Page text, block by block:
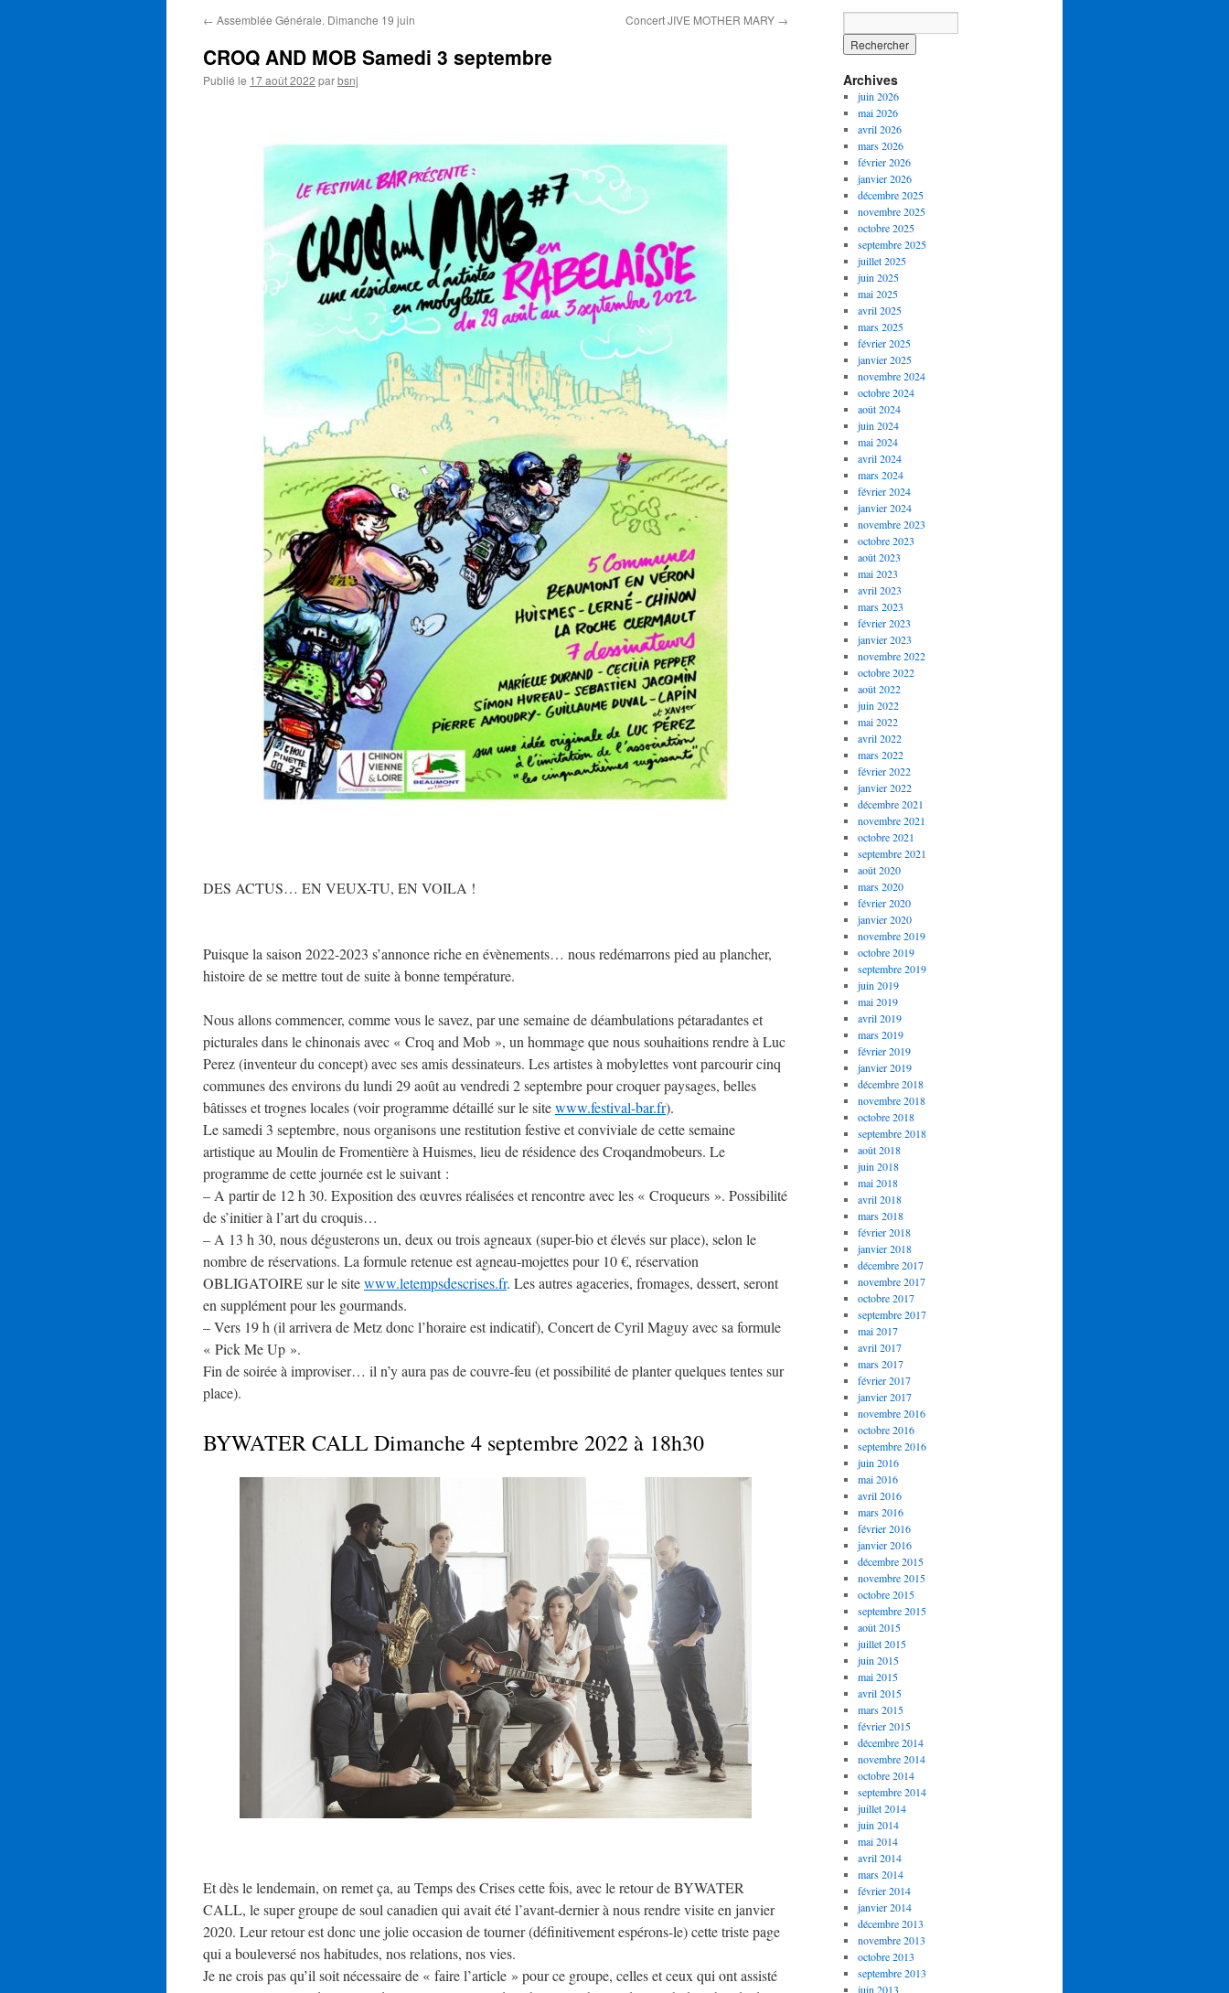
← Assemblée Générale. Dimanche 19 juin Concert JIVE MOTHER MARY →
CROQ AND MOB Samedi 3 septembre
Publié le 17 août 2022 parbsnj
DES ACTUS… EN VEUX-TU, EN VOILA !
Puisque la saison 2022-2023 s’annonce riche en évènements… nous redémarrons pied au plancher,
histoire de se mettre tout de suite à bonne température.
Nous allons commencer, comme vous le savez, par une semaine de déambulations pétaradantes et
picturales dans le chinonais avec « Croq and Mob », un hommage que nous souhaitions rendre à Luc
Perez (inventeur du concept) avec ses amis dessinateurs. Les artistes à mobylettes vont parcourir cinq
communes des environs du lundi 29 août au vendredi 2 septembre pour croquer paysages, belles
bâtisses et trognes locales (voir programme détaillé sur le sitewww.festival-bar.fr).
Le samedi 3 septembre, nous organisons une restitution festive et conviviale de cette semaine
artistique au Moulin de Fromentière à Huismes, lieu de résidence des Croqandmobeurs. Le
programme de cette journée est le suivant :
– A partir de 12 h 30. Exposition des œuvres réalisées et rencontre avec les « Croqueurs ». Possibilité
de s’initier à l’art du croquis…
– A 13 h 30, nous dégusterons un, deux ou trois agneaux (super-bio et élevés sur place), selon le
nombre de réservations. La formule retenue est agneau-mojettes pour 10 €, réservation
OBLIGATOIRE sur le sitewww.letempsdescrises.fr. Les autres agaceries, fromages, dessert, seront
en supplément pour les gourmands.
– Vers 19 h (il arrivera de Metz donc l’horaire est indicatif), Concert de Cyril Maguy avec sa formule
« Pick Me Up ».
Fin de soirée à improviser… il n’y aura pas de couvre-feu (et possibilité de planter quelques tentes sur
place).
BYWATER CALL Dimanche 4 septembre 2022 à 18h30
Et dès le lendemain, on remet ça, au Temps des Crises cette fois, avec le retour de BYWATER
CALL, le super groupe de soul canadien qui avait été l’avant-dernier à nous rendre visite en janvier
2020. Leur retour est donc une jolie occasion de tourner (définitivement espérons-le) cette triste page
qui a bouleversé nos habitudes, nos relations, nos vies.
Je ne crois pas qu’il soit nécessaire de « faire l’article » pour ce groupe, celles et ceux qui ont assisté
Archives
juin 2026
mai 2026
avril 2026
mars 2026
février 2026
janvier 2026
décembre 2025
novembre 2025
octobre 2025
septembre 2025
juillet 2025
juin 2025
mai 2025
avril 2025
mars 2025
février 2025
janvier 2025
novembre 2024
octobre 2024
août 2024
juin 2024
mai 2024
avril 2024
mars 2024
février 2024
janvier 2024
novembre 2023
octobre 2023
août 2023
mai 2023
avril 2023
mars 2023
février 2023
janvier 2023
novembre 2022
octobre 2022
août 2022
juin 2022
mai 2022
avril 2022
mars 2022
février 2022
janvier 2022
décembre 2021
novembre 2021
octobre 2021
septembre 2021
août 2020
mars 2020
février 2020
janvier 2020
novembre 2019
octobre 2019
septembre 2019
juin 2019
mai 2019
avril 2019
mars 2019
février 2019
janvier 2019
décembre 2018
novembre 2018
octobre 2018
septembre 2018
août 2018
juin 2018
mai 2018
avril 2018
mars 2018
février 2018
janvier 2018
décembre 2017
novembre 2017
octobre 2017
septembre 2017
mai 2017
avril 2017
mars 2017
février 2017
janvier 2017
novembre 2016
octobre 2016
septembre 2016
juin 2016
mai 2016
avril 2016
mars 2016
février 2016
janvier 2016
décembre 2015
novembre 2015
octobre 2015
septembre 2015
août 2015
juillet 2015
juin 2015
mai 2015
avril 2015
mars 2015
février 2015
décembre 2014
novembre 2014
octobre 2014
septembre 2014
juillet 2014
juin 2014
mai 2014
avril 2014
mars 2014
février 2014
janvier 2014
décembre 2013
novembre 2013
octobre 2013
septembre 2013
juin 2013